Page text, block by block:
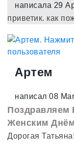
написала 29
приветик. как
Артем
написал 08
Поздравляем
Женским
Дорогая Татьяна!